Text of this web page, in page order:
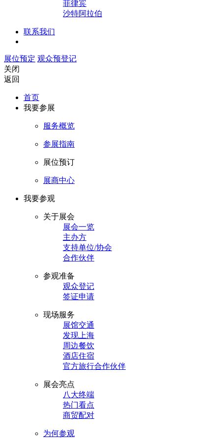
菲律宾
沙特阿拉伯
联系我们
展位预定 观众预登记
关闭
返回
首页
我要参展
服务概览
参展指南
展位预订
展商中心
我要参观
关于展会
展会一览
主办方
支持单位/协会
合作伙伴
参观准备
观众登记
签证申请
现场服务
展馆交通
发现上海
周边餐饮
酒店住宿
官方旅行合作伙伴
展会亮点
八大终端
热门看点
商贸配对
为何参观